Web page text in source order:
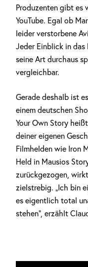
Produzenten gibt es
YouTube. Egal ob
leider verstorbene
Jeder Einblick in das
seine Art durchaus
vergleichbar.
Gerade deshalb ist
einem deutschen
Your Own Story
deiner eigenen
Filmhelden wie Iron
Held in Mausios
zurückgezogen,
zielstrebig. „Ich bin
es eigentlich total
stehen“, erzählt